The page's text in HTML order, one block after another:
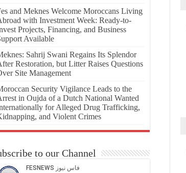
and Meknes Welcome Moroccans Living
with Investment Week: Ready-to-
Projects, Financing, and Business
Available
Sahrij Swani Regains Its Splendor
Restoration, but Litter Raises Questions
Site Management
Security Vigilance Leads to the
in Oujda of a Dutch National Wanted
for Alleged Drug Trafficking,
and Violent Crimes
to our Channel